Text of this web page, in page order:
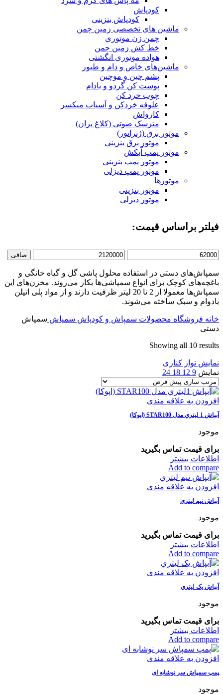
کودپاش
کودپاش بنزینی
ماشین های تخصصی زمین چمن
چمن زن موتوری
خط کش زمین چمن
هواده موتوری انگشتی
ماشین‌های خاص و دام و طیور
پشم چین و موچین
پوست کن گردو و بادام
چوب خرد کن
علوفه خردکن و آسیاب میکسر
کارواش
مترسک صوتی (کلاغ پران)
موتور برق (ژنراتور)
موتور برق بنزینی
موتور پمپ آبکش
موتور پمپ بنزینی
موتور پمپ دیزلی
موتورها
موتور بنزینی
موتور دیزلی
فیلتر براساس قیمت:
حداقل
حداكثر
صافی
سمپاش‌های دستی در استفاده محلول پاشی گل و گیاه خانگی و
باغچه‌های کوچک برای انواع سمپاشی‌ها بکار می‌روند. مخزن‌های این
سمپاش‌ها معمولا از 2 تا 20 لیتر ظرفیت دارند و از مواد پلی اتیلن
بادوام و سبک ساخته می‌شوند.
خانه فروشگاه محصولات سمپاش و کودپاش سمپاش سمپاش
دستی
Showing all 10 results
نمایش نوار کناری
نمایش 9
12
18
24
افزودن به علاقه مندی
آبپاش 1 ليتري مدل STAR100 (اپوكا)
موجود
برای قیمت تماس بگیرید
اطلاعات بیشتر
Add to compare
افزودن به علاقه مندی
آبپاش نیم ليتري
موجود
برای قیمت تماس بگیرید
اطلاعات بیشتر
Add to compare
افزودن به علاقه مندی
آبپاش یک ليتري
موجود
برای قیمت تماس بگیرید
اطلاعات بیشتر
Add to compare
افزودن به علاقه مندی
پمپ سمپاش سر نوشابه ای
موجود